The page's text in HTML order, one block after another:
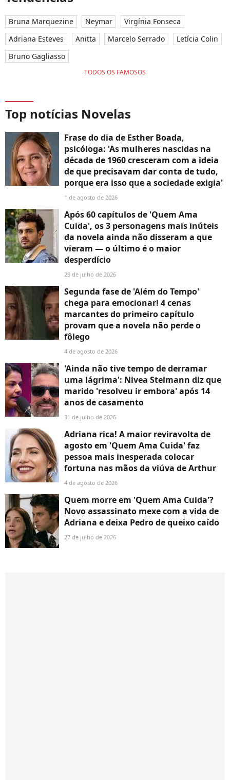
Bruna Marquezine Neymar
Virgínia Fonseca
Adriana Esteves
Anitta Marcelo Serrado
Letícia Colin
Bruno Gagliasso
TODOS OS FAMOSOS
Top notícias Novelas
Frase do dia de Esther Boada,
psicóloga: 'As mulheres nascidas na
década de 1960 cresceram com a ideia
de que precisavam dar conta de tudo,
porque era isso que a sociedade exigia'
1 de agosto de 2026
Após 60 capítulos de 'Quem Ama
Cuida', os 3 personagens mais inúteis
da novela ainda não disseram a que
vieram — o último é o maior
desperdício
29 de julho de 2026
Segunda fase de 'Além do Tempo'
chega para emocionar! 4 cenas
marcantes do primeiro capítulo
provam que a novela não perde o
fôlego
4 de agosto de 2026
'Ainda não tive tempo de derramar
uma lágrima': Nivea Stelmann diz que
marido 'resolveu ir embora' após 14
anos de casamento
31 de julho de 2026
Adriana rica! A maior reviravolta de
agosto em 'Quem Ama Cuida' faz
pessoa mais inesperada colocar
fortuna nas mãos da viúva de Arthur
4 de agosto de 2026
Quem morre em 'Quem Ama Cuida'?
Novo assassinato mexe com a vida de
Adriana e deixa Pedro de queixo caído
27 de julho de 2026